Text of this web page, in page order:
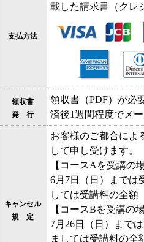
支払方法
載した請求書（クレ
領収書
発 行
領収書（PDF）が必
済後1週間程度でメ
キャンセル
規 定
お客様のご都合によ
して申し受けます。
【コースAを受講の
6月7日（日）までは
しては受講料の全額
【コースBを受講の
7月26日（日）まで
ましては受講料の全